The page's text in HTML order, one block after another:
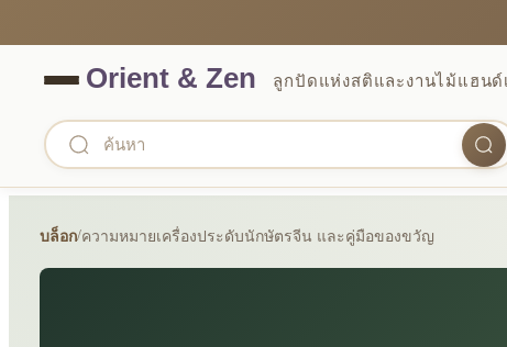
ลูกปัดแห่งสติและงานไม้แฮนด์
บล็อก/ความหมายเครื่องประดับนักษัตรจีน และคู่มือของขวัญ